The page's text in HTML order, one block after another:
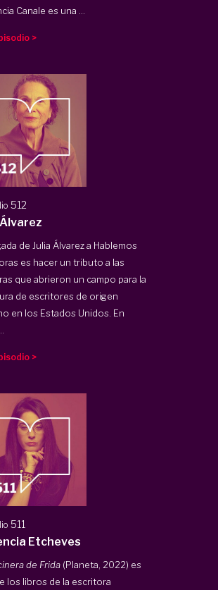
Canale es una ...
>
512
de Julia Álvarez a Hablemos
es hacer un tributo a las
que abrieron un campo para la
de escritores de origen
en los Estados Unidos. En
>
511
Etcheves
de Frida (Planeta, 2022) es
los libros de la escritora